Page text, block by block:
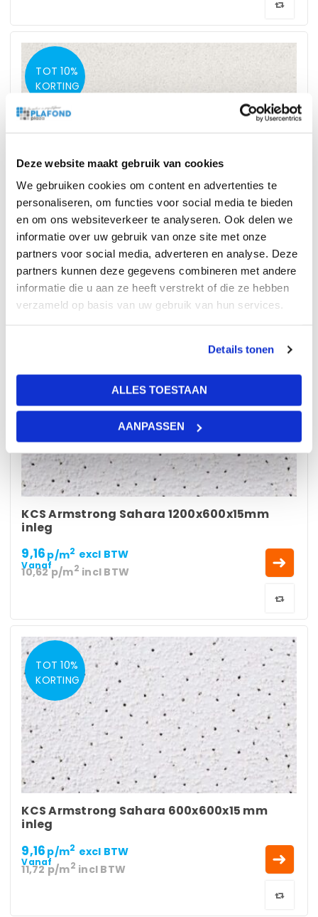
Deze website maakt gebruik van cookies
We gebruiken cookies om content en advertenties te
personaliseren, om functies voor social media te bieden
en om ons websiteverkeer te analyseren. Ook delen we
informatie over uw gebruik van onze site met onze
partners voor social media, adverteren en analyse. Deze
partners kunnen deze gegevens combineren met andere
informatie die u aan ze heeft verstrekt of die ze hebben
verzameld op basis van uw gebruik van hun services.
Details tonen
ALLES TOESTAAN
AANPASSEN
TOT 10%
KORTING
Rockfon Krios E24 600x600x20mm doorzak
Vanaf
18,83p/m2 excl BTW
22,97p/m2incl BTW
KCS Armstrong Sahara 1200x600x15mm
inleg
Vanaf
9,16 p/m2 excl BTW
10,62p/m2 incl BTW
TOT 10%
KORTING
KCS Armstrong Sahara 600x600x15 mm
inleg
Vanaf
9,16 p/m2 excl BTW
11,72p/m2 incl BTW